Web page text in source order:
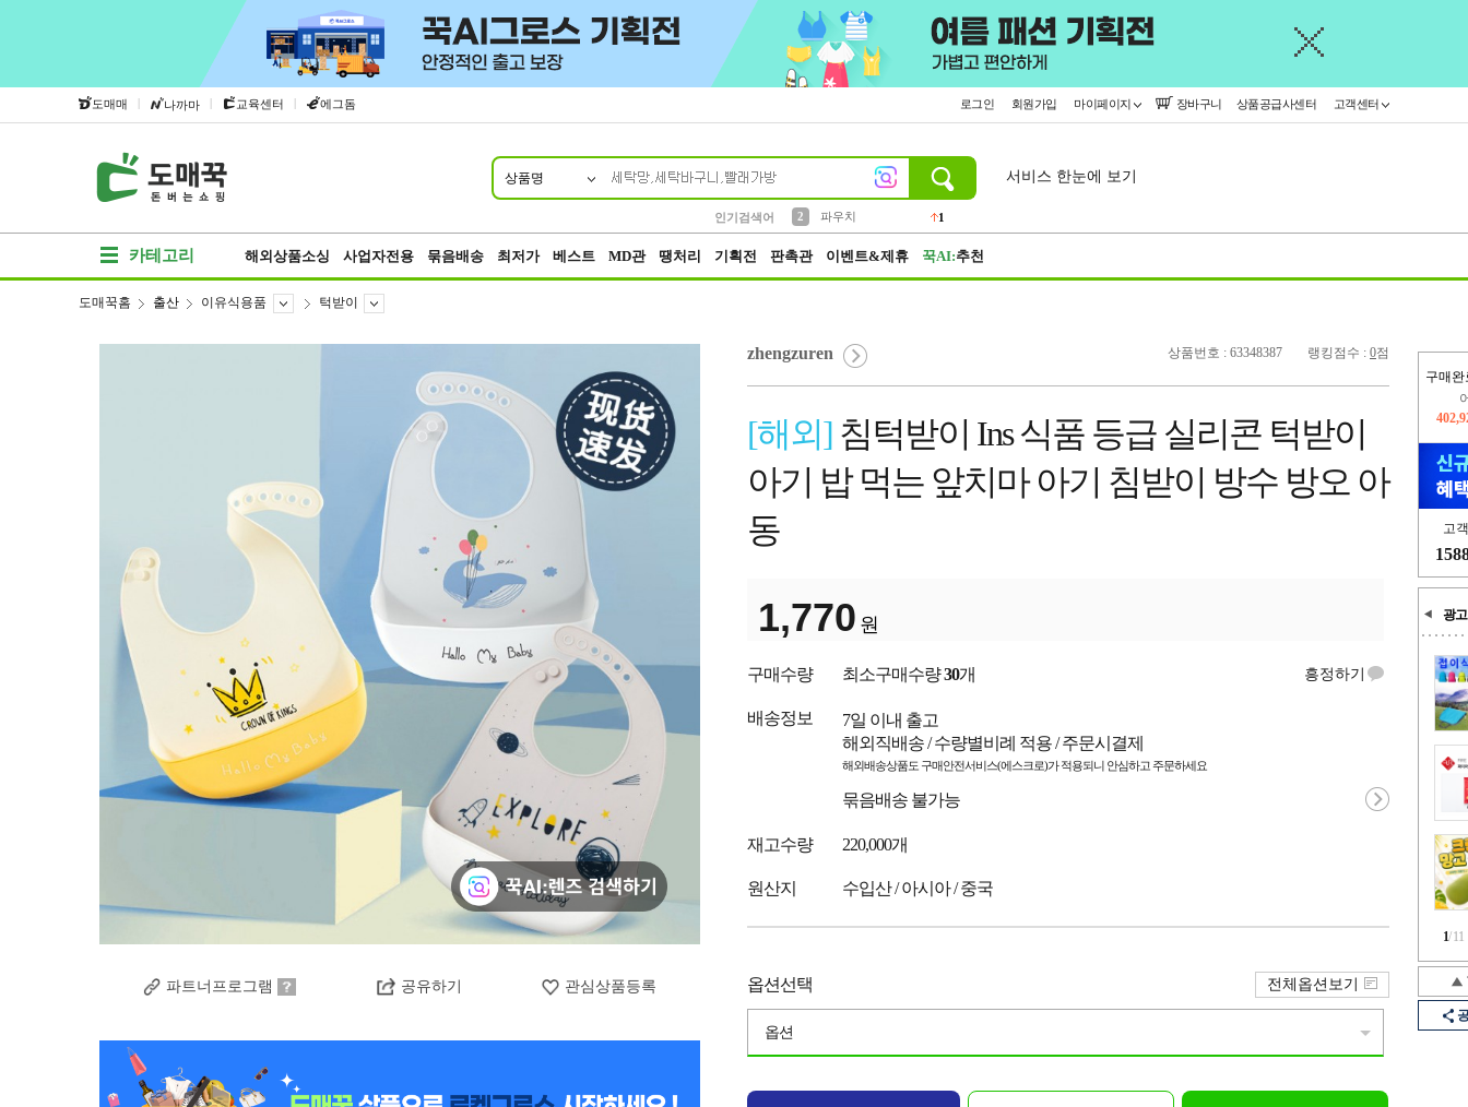
도매매 | 나까마 | 교육센터 | 에그돔 로그인 회원가입 마이페이지 장바구니 상품공급사센터 고객센터
상품명
인기검색어
2
파우치
1
서비스 한눈에 보기
카테고리 해외상품소싱 사업자전용 묶음배송 최저가 베스트 MD관 땡처리 기획전 판촉관 이벤트&제휴 꾹AI:추천
구매완
오
고
광고
1/11
도매꾹홈 출산 이유식용품 턱받이
파트너프로그램 공유하기 관심상품등록
상품번호 : 63348387 랭킹점수 : 0점
zhengzuren
[해외] 침턱받이 Ins 식품 등급 실리콘 턱받이
아기 밥 먹는 앞치마 아기 침받이 방수 방오 아
동
1,770 원
구매수량 최소구매수량30개 흥정하기
배송정보
7일 이내 출고
해외직배송 / 수량별비례 적용 / 주문시결제
해외배송상품도 구매안전서비스(에스크로)가 적용되니 안심하고 주문하세요
묶음배송 불가능
재고수량 220,000개
원산지 수입산 / 아시아 / 중국
옵션선택
옵션
전체옵션보기